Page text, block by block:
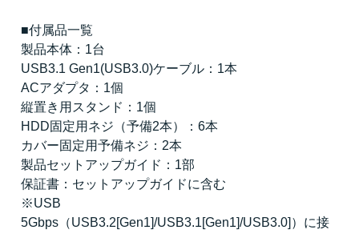
■付属品一覧
製品本体：1台
USB3.1 Gen1(USB3.0)ケーブル：1本
ACアダプタ：1個
縦置き用スタンド：1個
HDD固定用ネジ（予備2本）：6本
カバー固定用予備ネジ：2本
製品セットアップガイド：1部
保証書：セットアップガイドに含む
※USB
5Gbps（USB3.2[Gen1]/USB3.1[Gen1]/USB3.0]）に接